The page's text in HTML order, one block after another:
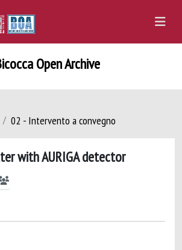
Open Archive
02 - Intervento a convegno
with AURIGA detector